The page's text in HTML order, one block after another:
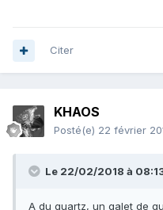
Citer
KHAOS
Posté(e) 22 février
Le 22/02/2018 à
A du quartz, un galet de